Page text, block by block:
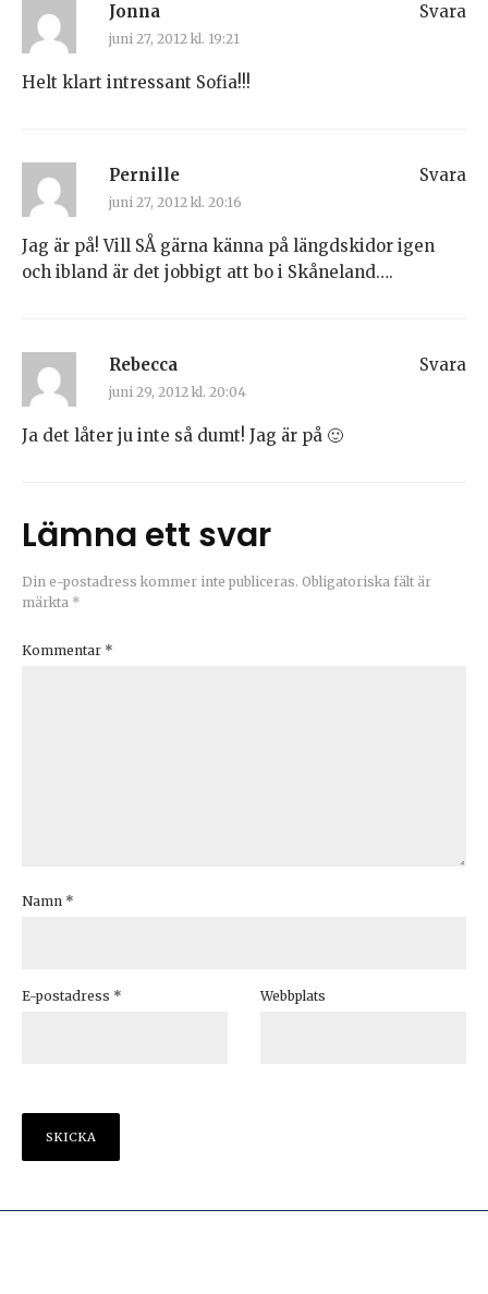
Jonna
juni 27, 2012 kl. 19:21
Helt klart intressant Sofia!!!
Svara
Pernille
juni 27, 2012 kl. 20:16
Jag är på! Vill SÅ gärna känna på längdskidor igen
och ibland är det jobbigt att bo i Skåneland….
Svara
Rebecca
juni 29, 2012 kl. 20:04
Ja det låter ju inte så dumt! Jag är på 🙂
Svara
Lämna ett svar
Din e-postadress kommer inte publiceras. Obligatoriska fält är
märkta *
Kommentar *
Namn *
E-postadress * Webbplats